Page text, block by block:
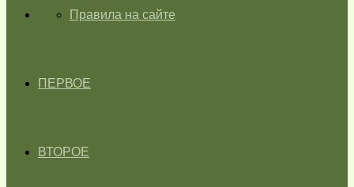
ГЛАВНАЯПравила на сайте
ПЕРВОЕ
ВТОРОЕ